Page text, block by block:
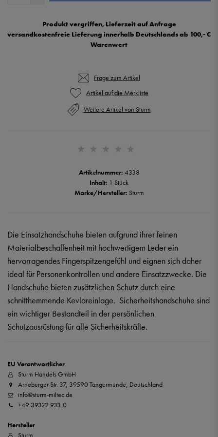
Artikelnummer: 4338
Inhalt: 1 Stück
Marke/Hersteller: Sturm
Produkt vergriffen, Lieferzeit auf Anfrage
versandkostenfreie Lieferung innerhalb Deutschlands ab 100,- €
Warenwert
Frage zum Artikel
Weitere Artikel von Sturm
Die Einsatzhandschuhe bieten aufgrund ihrer feinen
Materialbeschaffenheit mit hochwertigem Leder ein
hervorragendes Fingerspitzengefühl und eignen sich daher
ideal für Personenkontrollen und andere Einsatzzwecke. Die
Handschuhe bieten zusätzlichen Schutz durch eine
schnitthemmende Kevlareinlage. Sicherheitshandschuhe sind
ein wichtiger Bestandteil in der persönlichen
Schutzausrüstung für alle Sicherheitskräfte.
EU Verantwortlicher
Sturm Handels GmbH
Arneburger Str. 37, 39590 Tangermünde, Deutschland
info@sturm-miltec.de
+49 39322 933-0
Hersteller
Sturm